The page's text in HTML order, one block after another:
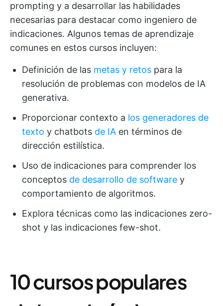
prompting y a desarrollar las habilidades
necesarias para destacar como ingeniero de
indicaciones. Algunos temas de aprendizaje
comunes en estos cursos incluyen:
Definición de las metas y retos para la
resolución de problemas con modelos de IA
generativa.
Proporcionar contexto a los generadores de
texto y chatbots de IA en términos de
dirección estilística.
Uso de indicaciones para comprender los
conceptos de desarrollo de software y
comportamiento de algoritmos.
Explora técnicas como las indicaciones zero-
shot y las indicaciones few-shot.
10 cursos populares